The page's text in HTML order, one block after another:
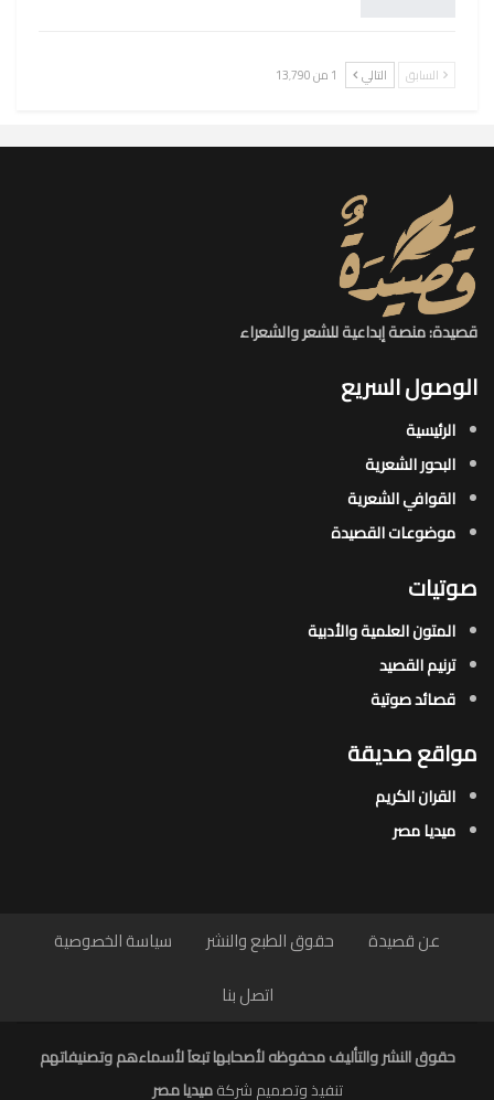
السابق التالي 1 من 13٬790
قصيدة: منصة إبداعية للشعر والشعراء
الوصول السريع
الرئيسية
البحور الشعرية​
القوافي الشعرية​
موضوعات القصيدة​
صوتيات
المتون العلمية والأدبية
ترنيم القصيد
قصائد صوتية
مواقع صديقة
القران الكريم
ميديا مصر
عن قصيدة حقوق الطبع والنشر
سياسة الخصوصية
اتصل بنا
حقوق النشر والتأليف محفوظه لأصحابها تبعاَ لأسماءهم وتصنيفاتهم
تنفيذ وتصميم شركةميديا مصر